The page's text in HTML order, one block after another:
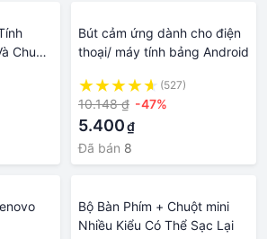
Chuột
Gen
Bút cảm ứng dành cho điện
thoại/ máy tính bảng Android
(527)
10.148 ₫ -47%
5.400₫
Đã bán 8
Bộ Bàn Phím + Chuột mini
Nhiều Kiểu Có Thể Sạc Lại